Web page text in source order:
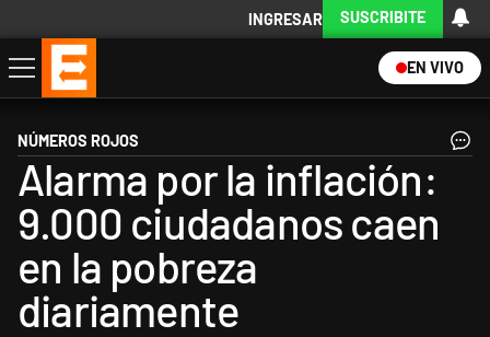
INGRESAR SUSCRIBITE
EN VIVO
Economía
Política
Internacional
Actualidad
Descargá la App
NÚMEROS ROJOS
Alarma por la inflación:
9.000 ciudadanos caen
en la pobreza
diariamente